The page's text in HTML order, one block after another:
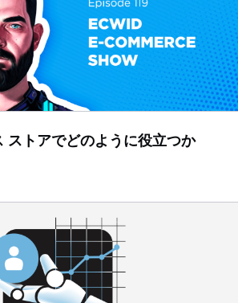
ストアでどのように役立つか